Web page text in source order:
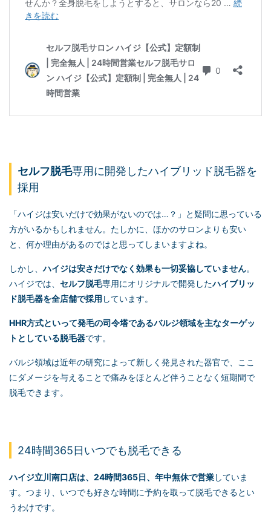
セルフ脱毛専用に開発したハイブリッド脱毛器を
採用
「ハイジは安いだけで効果がないのでは…？」と疑問に思っている
方がいるかもしれません。たしかに、ほかのサロンよりも安い
と、何か理由があるのではと思ってしまいますよね。
しかし、ハイジは安さだけでなく効果も一切妥協していません。
ハイジでは、 セルフ脱毛専用にオリジナルで開発したハイブリッ
ド脱毛器を全店舗で採用 しています。
HHR方式といって発毛の司令塔であるバルジ領域を主なターゲッ
トとしている脱毛器です。
バルジ領域は近年の研究によって新しく発見された器官で、ここ
にダメージを与えることで痛みをほとんど伴うことなく短期間で
脱毛できます。
24時間365日いつでも脱毛できる
ハイジ立川南口店は、24時間365日、年中無休で営業していま
す。つまり、いつでも好きな時間に予約を取って脱毛できるとい
うわけです。